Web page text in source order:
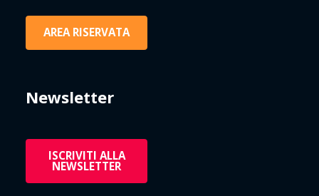
AREA RISERVATA
Newsletter
ISCRIVITI ALLA
NEWSLETTER